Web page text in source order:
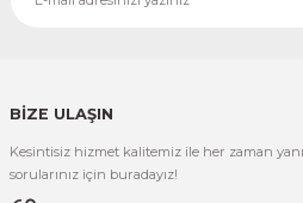
BİZE ULAŞIN
Kesintisiz hizmet kalitemiz ile her zaman
sorularınız için buradayız!